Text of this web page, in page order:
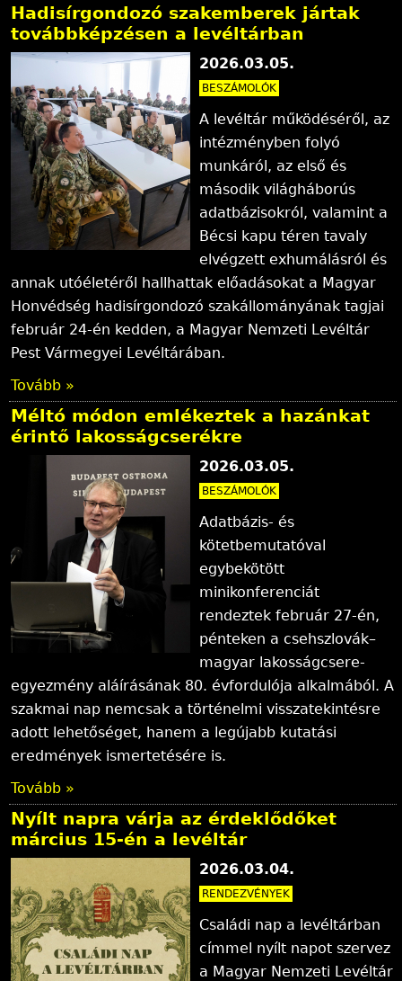
Hadisírgondozó szakemberek jártak
továbbképzésen a levéltárban
2026.03.05.
BESZÁMOLÓK
A levéltár működéséről, az
intézményben folyó
munkáról, az első és
második világháborús
adatbázisokról, valamint a
Bécsi kapu téren tavaly
elvégzett exhumálásról és
annak utóéletéről hallhattak előadásokat a Magyar
Honvédség hadisírgondozó szakállományának tagjai
február 24-én kedden, a Magyar Nemzeti Levéltár
Pest Vármegyei Levéltárában.
Tovább »
Méltó módon emlékeztek a hazánkat
érintő lakosságcserékre
2026.03.05.
BESZÁMOLÓK
Adatbázis- és
kötetbemutatóval
egybekötött
minikonferenciát
rendeztek február 27-én,
pénteken a csehszlovák–
magyar lakosságcsere-
egyezmény aláírásának 80. évfordulója alkalmából. A
szakmai nap nemcsak a történelmi visszatekintésre
adott lehetőséget, hanem a legújabb kutatási
eredmények ismertetésére is.
Tovább »
Nyílt napra várja az érdeklődőket
március 15-én a levéltár
2026.03.04.
RENDEZVÉNYEK
Családi nap a levéltárban
címmel nyílt napot szervez
a Magyar Nemzeti Levéltár